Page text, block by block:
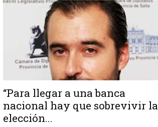
“Para llegar a una banca
nacional hay que sobrevivir la
elección...